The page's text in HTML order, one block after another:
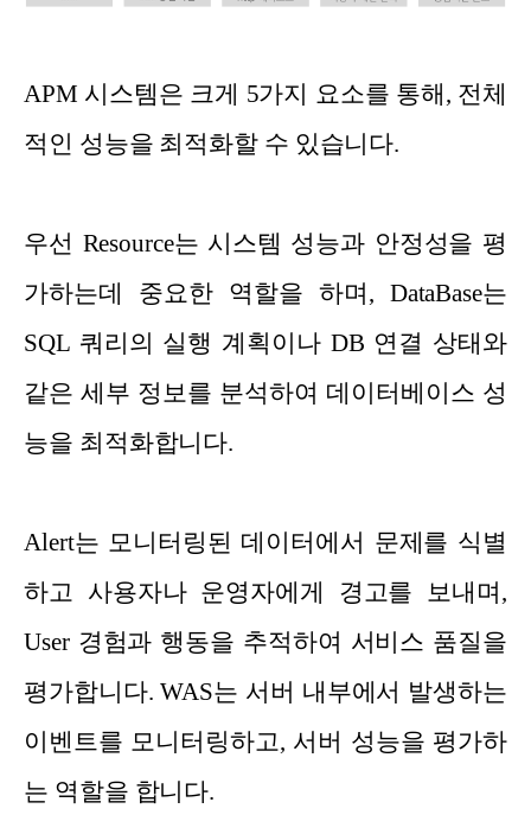
APM 시스템은 크게 5가지 요소를 통해, 전체
적인 성능을 최적화할 수 있습니다.
우선 Resource는 시스템 성능과 안정성을 평
가하는데 중요한 역할을 하며, DataBase는
SQL 쿼리의 실행 계획이나 DB 연결 상태와
같은 세부 정보를 분석하여 데이터베이스 성
능을 최적화합니다.
Alert는 모니터링된 데이터에서 문제를 식별
하고 사용자나 운영자에게 경고를 보내며,
User 경험과 행동을 추적하여 서비스 품질을
평가합니다. WAS는 서버 내부에서 발생하는
이벤트를 모니터링하고, 서버 성능을 평가하
는 역할을 합니다.